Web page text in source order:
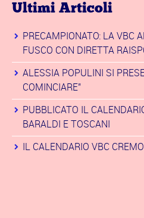
Ultimi Articoli
PRECAMPIONATO: LA VBC
FUSCO CON DIRETTA
ALESSIA POPULINI SI
COMINCIARE"
PUBBLICATO IL
BARALDI E TOSCANI
IL CALENDARIO VBC